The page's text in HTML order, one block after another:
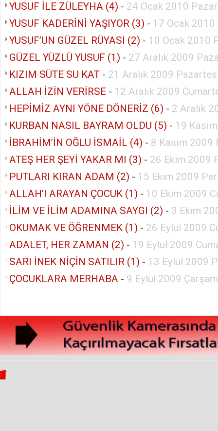
YUSUF İLE ZÜLEYHA (4) - 24 Ocak 2010 Pazar
YUSUF KADERİNİ YAŞIYOR (3) - 17 Ocak 2010
YUSUF’UN GÜZEL RÜYASI (2) - 10 Ocak 2010
GÜZEL YÜZLÜ YUSUF (1) - 27 Aralık 2009
KIZIM SÜTE SU KAT - 21 Aralık 2009
ALLAH İZİN VERİRSE - 12 Aralık 2009
HEPİMİZ AYNI YÖNE DÖNERİZ (6) - 2 Aralık
KURBAN NASIL BAYRAM OLDU (5) - 19
İBRAHİM’İN OĞLU İSMAİL (4) - 8 Kasım 2009
ATEŞ HER ŞEYİ YAKAR MI (3) - 26 Ekim 2009
PUTLARI KIRAN ADAM (2) - 15 Ekim 2009
ALLAH’I ARAYAN ÇOCUK (1) - 10 Ekim 2009
İLİM VE İLİM ADAMINA SAYGI (2) - 3 Ekim
OKUMAK VE ÖĞRENMEK (1) - 26 Eylül 2009
ADALET, HER ZAMAN (2) - 19 Eylül 2009
SARI İNEK NİÇİN SATILIR (1) - 13 Eylül 2009
ÇOCUKLARA MERHABA - 9 Eylül 2009